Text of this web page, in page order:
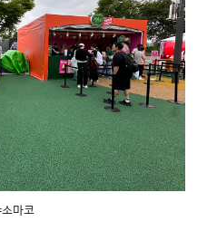
마코